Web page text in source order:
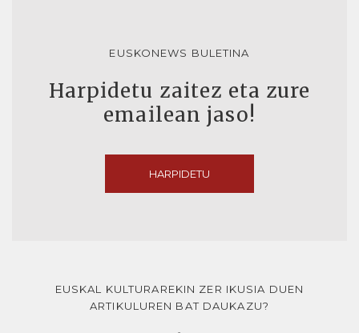
EUSKONEWS BULETINA
Harpidetu zaitez eta zure
emailean jaso!
HARPIDETU
EUSKAL KULTURAREKIN ZER IKUSIA DUEN
ARTIKULUREN BAT DAUKAZU?